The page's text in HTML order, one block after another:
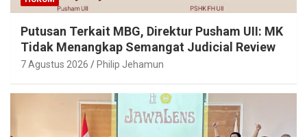
Putusan Terkait MBG, Direktur Pusham UII: MK
Tidak Menangkap Semangat Judicial Review
7 Agustus 2026 Philip Jehamun